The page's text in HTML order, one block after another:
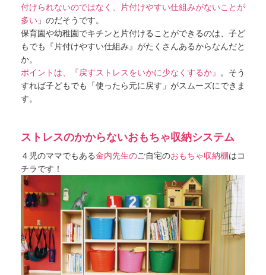
付けられないのではなく、片付けやすい仕組みがないことが
多い 」のだそうです。
保育園や幼稚園でキチンと片付けることができるのは、子ど
もでも『片付けやすい仕組み』がたくさんあるからなんだと
か。
ポイントは、『戻すストレスをいかに少なくするか』
。そう
すれば子どもでも「使ったら元に戻す」がスムーズにできま
す。
ストレスのかからないおもちゃ収納システム
４児のママでもある金内先生のご自宅のおもちゃ収納棚はコ
チラです！